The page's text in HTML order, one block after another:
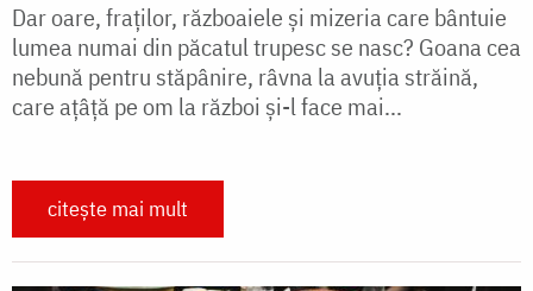
Dar oare, fraţilor, războaiele şi mizeria care bântuie
lumea numai din păcatul trupesc se nasc? Goana cea
nebună pentru stăpânire, râvna la avuţia străină,
care aţâţă pe om la război şi-l face mai...
citește mai mult